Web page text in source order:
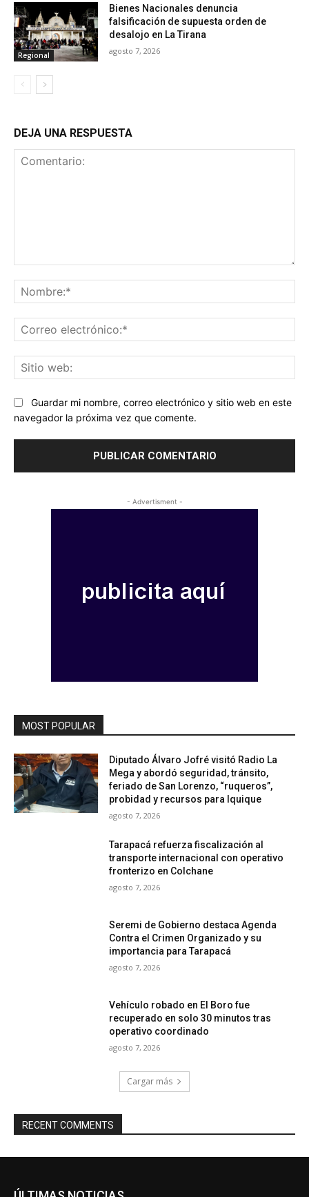
Regional
Bienes Nacionales denuncia
falsificación de supuesta orden de
desalojo en La Tirana
agosto 7, 2026
DEJA UNA RESPUESTA
Guardar mi nombre, correo electrónico y sitio web en este
navegador la próxima vez que comente.
- Advertisment -
MOST POPULAR
Diputado Álvaro Jofré visitó Radio La
Mega y abordó seguridad, tránsito,
feriado de San Lorenzo, “ruqueros”,
probidad y recursos para Iquique
agosto 7, 2026
Tarapacá refuerza fiscalización al
transporte internacional con operativo
fronterizo en Colchane
agosto 7, 2026
Seremi de Gobierno destaca Agenda
Contra el Crimen Organizado y su
importancia para Tarapacá
agosto 7, 2026
Vehículo robado en El Boro fue
recuperado en solo 30 minutos tras
operativo coordinado
agosto 7, 2026
Cargar más
RECENT COMMENTS